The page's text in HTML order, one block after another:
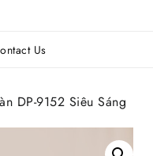
Us
DP-9152 Siêu Sáng